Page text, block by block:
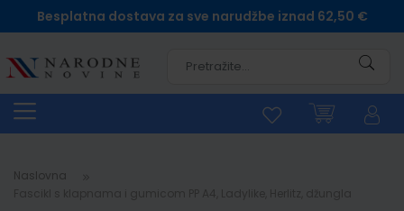
Besplatna dostava za sve narudžbe iznad 62,50 €
Naslovna